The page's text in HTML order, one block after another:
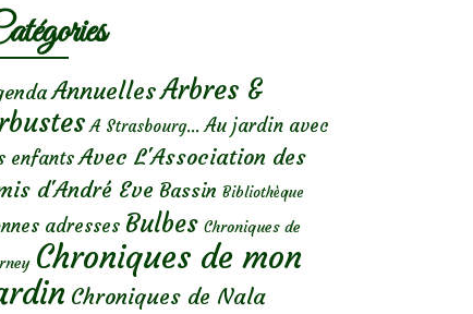
AnnuellesArbres &
A Strasbourg... Au jardin avec
enfants Avec L'Association des
d'André Eve Bassin Bibliothèque
adresses Bulbes Chroniques de
Chroniques de mon
Chroniques de Nala